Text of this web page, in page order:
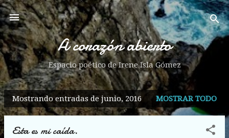
Ir al contenido principal
A corazón abierto
Espacio poético de Irene Isla Gómez
E
n
Mostrando entradas de junio, 2016 MOSTRAR TODO
Esta es mi caída.